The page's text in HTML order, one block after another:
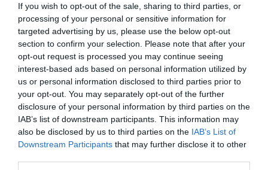
If you wish to opt-out of the sale, sharing to third parties, or
processing of your personal or sensitive information for
targeted advertising by us, please use the below opt-out
section to confirm your selection. Please note that after your
opt-out request is processed you may continue seeing
interest-based ads based on personal information utilized by
us or personal information disclosed to third parties prior to
your opt-out. You may separately opt-out of the further
disclosure of your personal information by third parties on the
IAB’s list of downstream participants. This information may
also be disclosed by us to third parties on the IAB’s List of
Downstream Participants that may further disclose it to other
Προτεινόμενα άρθρα
ΦΕΣΤΙΒΑΛ ΑΝΔΡΟΥ: Ένα βαθυστόχαστο έργο του
Μπέκετ
Η νεολαία της Άνδρου είναι εδώ. Χρειάζεται όμως
ευκαιρίες για να φανεί.
ΡΑΦΗΝΑ – ΘΕΟΥΤΑ σημειώσατε…
ΣΥΓΚΛΟΝΙΣΤΙΚΟΣ ΑΠΟΧΑΙΡΕΤΙΣΜΟΣ ΣΤΗ